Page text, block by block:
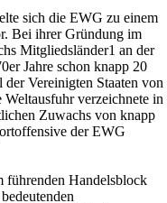
sich die EWG zu einem
Bei ihrer Gründung im
Mitgliedsländer1 an der
Jahre schon knapp 20
Vereinigten Staaten von
verzeichnete in
Zuwachs von knapp
der EWG
führenden Handelsblock